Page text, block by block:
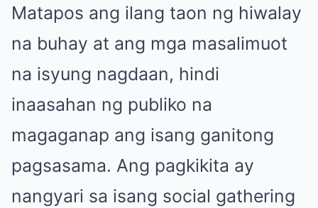
Matapos ang ilang taon ng hiwalay
na buhay at ang mga masalimuot
na isyung nagdaan, hindi
inaasahan ng publiko na
magaganap ang isang ganitong
pagsasama. Ang pagkikita ay
nangyari sa isang social gathering